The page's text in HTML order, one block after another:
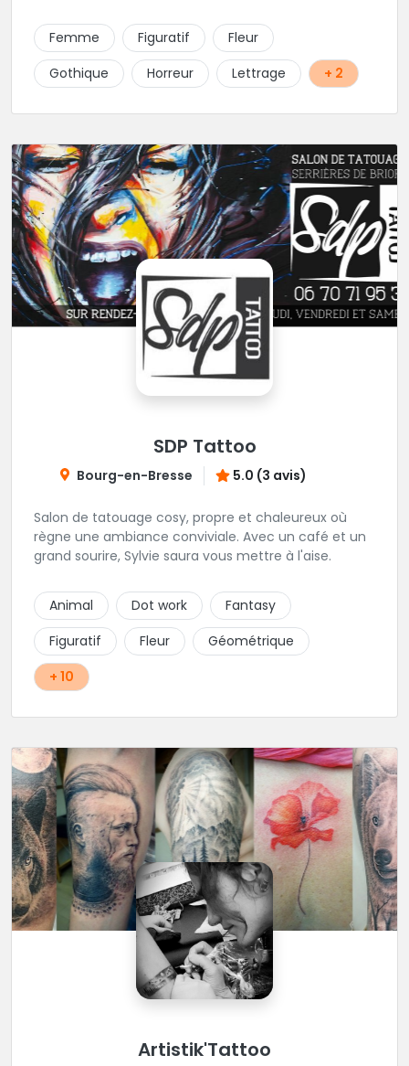
Femme Figuratif
Fleur
Gothique
Horreur Lettrage + 2
SDP Tattoo
Bourg-en-Bresse 5.0 (3 avis)
Salon de tatouage cosy, propre et chaleureux où
règne une ambiance conviviale. Avec un café et un
grand sourire, Sylvie saura vous mettre à l'aise.
Animal Dot work
Fantasy
Figuratif
Fleur
Géométrique
+ 10
Artistik'Tattoo